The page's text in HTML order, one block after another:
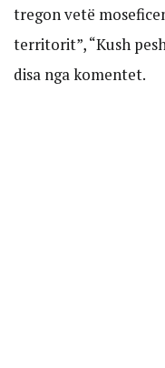
tregon vetë
territorit”, “Kush
disa nga komentet.